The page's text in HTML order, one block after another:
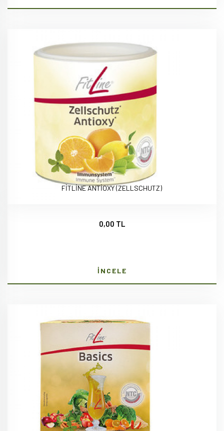
FİTLİNE ANTİOXY (ZELLSCHUTZ)
0,00 TL
İNCELE